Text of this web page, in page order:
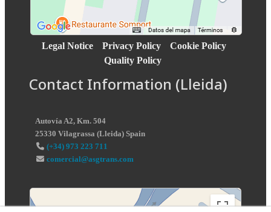
Legal Notice Privacy Policy
Cookie Policy
Quality Policy
Contact Information (Lleida)
Autovía A2, Km. 504
25330 Vilagrassa (Lleida) Spain
(+34) 973 223 711
comercial@asgtrans.com